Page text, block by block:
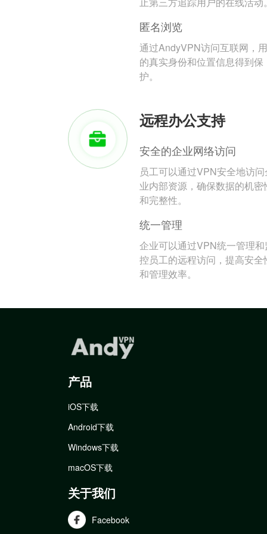
匿名浏览
通过AndyVPN访问互联网，
的真实身份和位置信息得到保
护。
远程办公支持
安全的企业网络访问
员工可以通过VPN安全地访
业内部资源，确保数据的机密
和完整性。
统一管理
企业可以通过VPN统一管理和
控员工的远程访问，提高安全
和管理效率。
产品
iOS下载
Android下载
Windows下载
macOS下载
关于我们
Facebook